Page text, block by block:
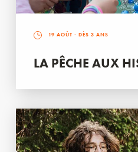
19 AOÛT - DÈS 3 ANS
LA PÊCHE AUX